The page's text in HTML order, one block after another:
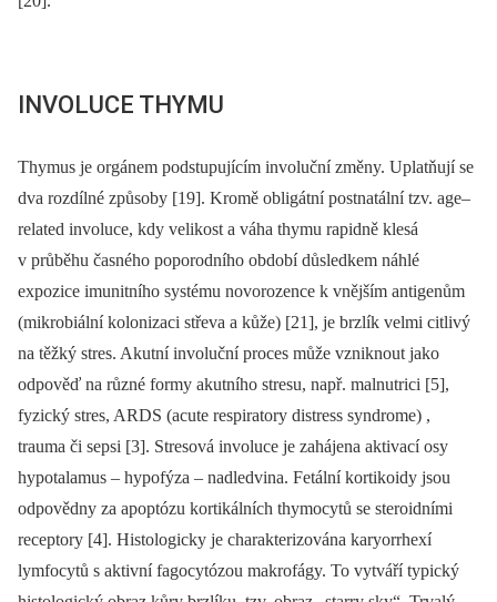
INVOLUCE THYMU
Thymus je orgánem podstupujícím involuční změny. Uplatňují se
dva rozdílné způsoby [19]. Kromě obligátní postnatální tzv. age–
related involuce, kdy velikost a váha thymu rapidně klesá
v průběhu časného poporodního období důsledkem náhlé
expozice imunitního systému novorozence k vnějším antigenům
(mikrobiální kolonizaci střeva a kůže) [21], je brzlík velmi citlivý
na těžký stres. Akutní involuční proces může vzniknout jako
odpověď na různé formy akutního stresu, např. malnutrici [5],
fyzický stres, ARDS (acute respiratory distress syndrome) ,
trauma či sepsi [3]. Stresová involuce je zahájena aktivací osy
hypotalamus –⁠ hypofýza –⁠ nadledvina. Fetální kortikoidy jsou
odpovědny za apoptózu kortikálních thymocytů se steroidními
receptory [4]. Histologicky je charakterizována karyorrhexí
lymfocytů s aktivní fagocytózou makrofágy. To vytváří typický